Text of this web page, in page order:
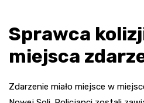
Sprawca
miejsca
Zdarzenie miało miejsce w